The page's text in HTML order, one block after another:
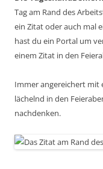
Tag am Rand des
ein Zitat oder auch mal
hast du ein Portal um
einem Zitat in den
Immer angereichert mit
lächelnd in den
nachdenken.